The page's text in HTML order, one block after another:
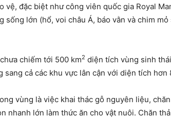
vệ, đặc biệt như công viên quốc gia Royal
lớn (hổ, voi châu Á, báo vằn và chim
chiếm tới 500 km2 diện tích vùng sinh
sang cả các khu vực lân cận với diện tích hơn
vùng là việc khai thác gỗ nguyên liệu,
nhanh lớn làm thức ăn cho vật nuôi. Chăn